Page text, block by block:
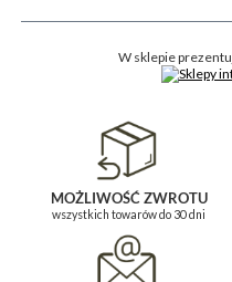
W sklepie
MOŻLIWOŚĆ ZWROTU
wszystkich towarów do 30 dni